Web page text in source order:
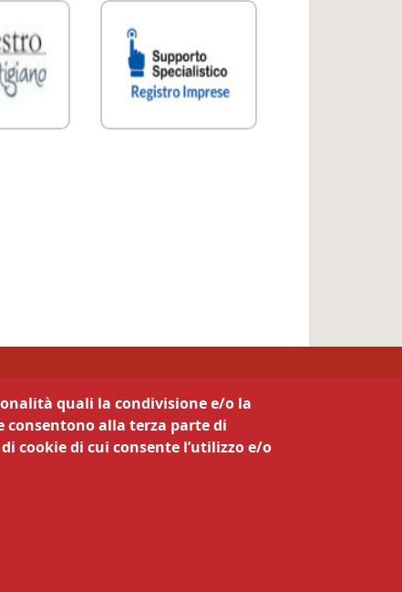
quali la condivisione e/o la
consentono alla terza parte di
cookie di cui consente l’utilizzo e/o